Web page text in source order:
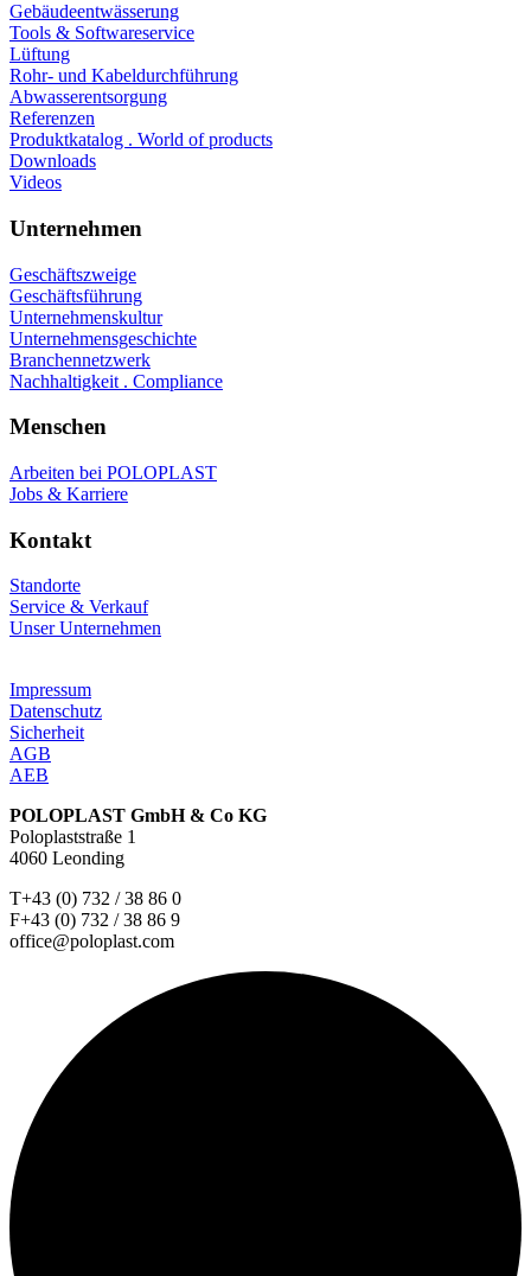
Gebäudeentwässerung
Tools & Softwareservice
Lüftung
Rohr- und Kabeldurchführung
Abwasserentsorgung
Referenzen
Produktkatalog . World of products
Downloads
Videos
Unternehmen
Geschäftszweige
Geschäftsführung
Unternehmenskultur
Unternehmensgeschichte
Branchennetzwerk
Nachhaltigkeit . Compliance
Menschen
Arbeiten bei POLOPLAST
Jobs & Karriere
Kontakt
Standorte
Service & Verkauf
Unser Unternehmen
Impressum
Datenschutz
Sicherheit
AGB
AEB
POLOPLAST GmbH & Co KG
Poloplaststraße 1
4060 Leonding
T+43 (0) 732 / 38 86 0
F+43 (0) 732 / 38 86 9
office@poloplast.com